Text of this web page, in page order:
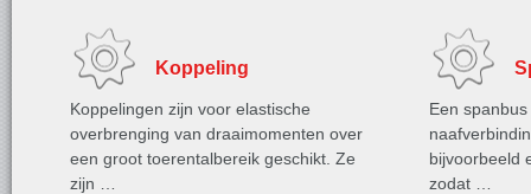
Koppeling
Koppelingen zijn voor elastische
overbrenging van draaimomenten over
een groot toerentalbereik geschikt. Ze
zijn …
Een
bijvoorbeeld
zodat …